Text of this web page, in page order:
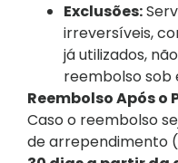
Exclusões:
irreversíveis,
já utilizados,
reembolso sob
Reembolso Após o
Caso o reembolso
de arrependimento